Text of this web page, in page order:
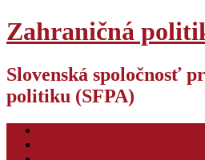
Zahraničná
Slovenská spoločnosť
politiku (SFPA)